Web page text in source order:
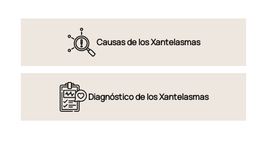
Causas de los Xantelasmas
Diagnóstico de los Xantelasmas